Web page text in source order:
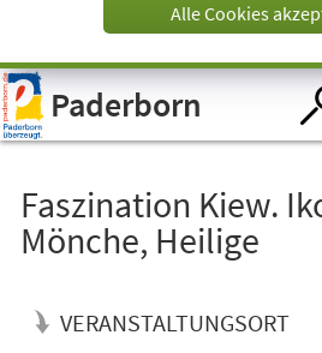
Visuelle
Assistenzsoftware
öffnen.
Alle Cookies
Paderborn
Faszination Kiew.
Mönche, Heilige
VERANSTALTUNGSORT